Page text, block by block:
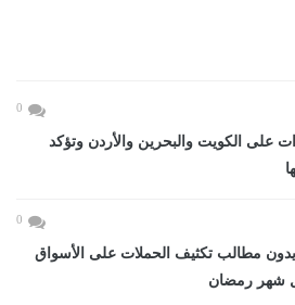
0
على الكويت والبحرين والأردن وتؤكد
0
يؤيدون مطالب تكثيف الحملات على الأسواق
شهر رمضان